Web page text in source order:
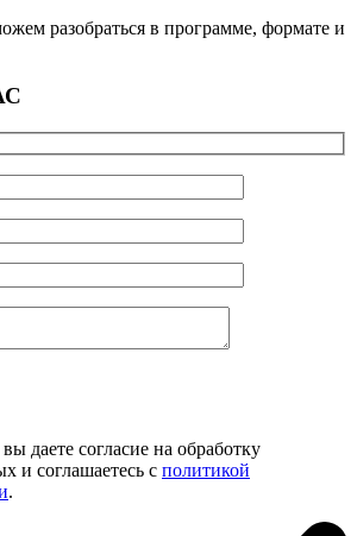
разобраться в программе, формате и
даете согласие на обработку
и соглашаетесь с политикой
.